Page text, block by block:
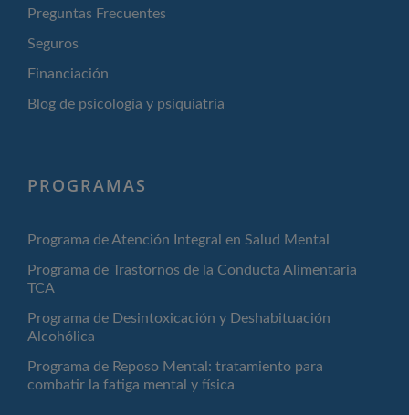
Preguntas Frecuentes
Seguros
Financiación
Blog de psicología y psiquiatría
PROGRAMAS
Programa de Atención Integral en Salud Mental
Programa de Trastornos de la Conducta Alimentaria
TCA
Programa de Desintoxicación y Deshabituación
Alcohólica
Programa de Reposo Mental: tratamiento para
combatir la fatiga mental y física